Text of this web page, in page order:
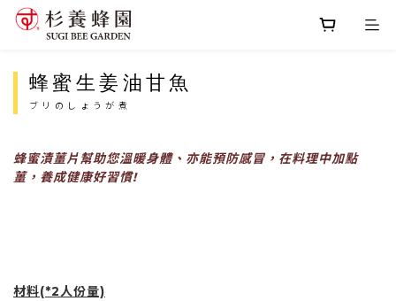
蜂蜜生姜油甘魚
ブリのしょうが煮
蜂蜜漬薑片幫助您溫暖身體、亦能預防感冒，在料理中加點
薑，養成健康好習慣!
材料(*2人份量)